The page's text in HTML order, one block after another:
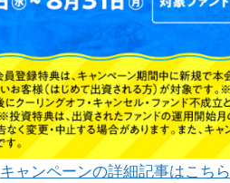
キャンペーンの詳細記事はこちら